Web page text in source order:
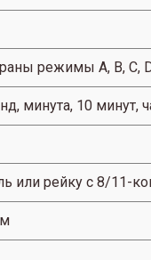
режимы A, B, C, D,
минута, 10 минут,
или рейку с 8/11-